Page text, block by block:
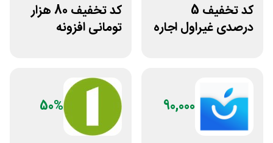
کد تخفیف 5
درصدی غیراول اجاره
کد تخفیف 80 هزار
تومانی افزونه
90,000
50%